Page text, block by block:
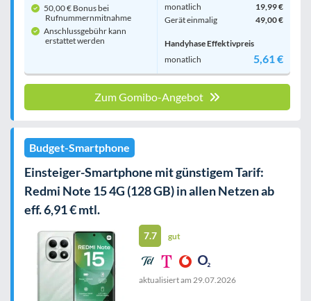
50,00 € Bonus bei
Rufnummern­mitnahme
Anschlussgebühr kann
erstattet werden
monatlich
19,99 €
Gerät einmalig
49,00 €
Handyhase Effektivpreis
monatlich
5,61 €
Zum Gomibo-Angebot
Budget-Smartphone
Einsteiger-Smartphone mit günstigem Tarif:
Redmi Note 15 4G (128 GB) in allen Netzen ab
eff. 6,91 € mtl.
7.7 gut
aktualisiert am 29.07.2026